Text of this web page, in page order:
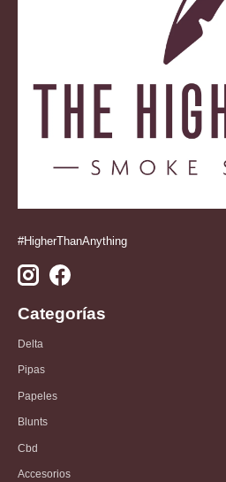
#HigherThanAnything
Categorías
Delta
Pipas
Papeles
Blunts
Cbd
Accesorios